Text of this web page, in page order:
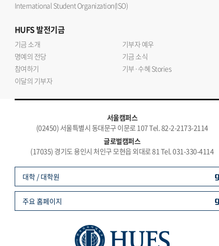
International Student Organization(ISO)
HUFS발전기금
기금 소개
기부자 예우
명예의 전당
기금 소식
참여하기
기부·수혜 Stories
이달의 기부자
서울캠퍼스
(02450) 서울특별시 동대문구 이문로 107 Tel. 82-2-2173-2114
글로벌캠퍼스
(17035) 경기도 용인시 처인구 모현읍 외대로 81 Tel. 031-330-4114
대학 / 대학원
주요 홈페이지